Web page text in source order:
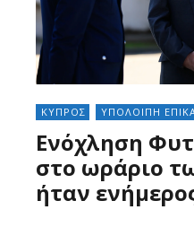
ΚΥΠΡΟΣ ΥΠΟΛΟΙΠΗ
Ενόχληση
στο ωράριο
ήταν